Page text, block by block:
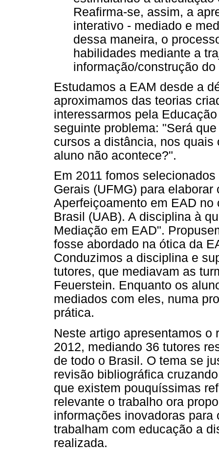
Reafirma-se, assim, a
interativo - mediado e
dessa maneira, o
habilidades mediante a
informação/construção
Estudamos a EAM desde a
aproximamos das teorias
interessarmos pela
seguinte problema: "Será
cursos a distância, nos
aluno não acontece?".
Em 2011 fomos
Gerais (UFMG) para
Aperfeiçoamento em EAD
Brasil (UAB). A disciplina à
Mediação em EAD".
fosse abordado na ótica da
Conduzimos a disciplina e
tutores, que mediavam as
Feuerstein. Enquanto os
mediados com eles, numa
prática.
Neste artigo apresentamos
2012, mediando 36 tutores
de todo o Brasil. O tema se
revisão bibliográfica
que existem pouquíssimas
relevante o trabalho ora
informações inovadoras
trabalham com educação a
realizada.